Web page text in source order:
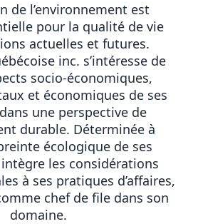
de l’environnement est
pour la qualité de vie
actuelles et futures.
inc. s’intéresse de
socio-économiques,
et économiques de ses
une perspective de
durable. Déterminée à
écologique de ses
les considérations
à ses pratiques d’affaires,
chef de file dans son
domaine.